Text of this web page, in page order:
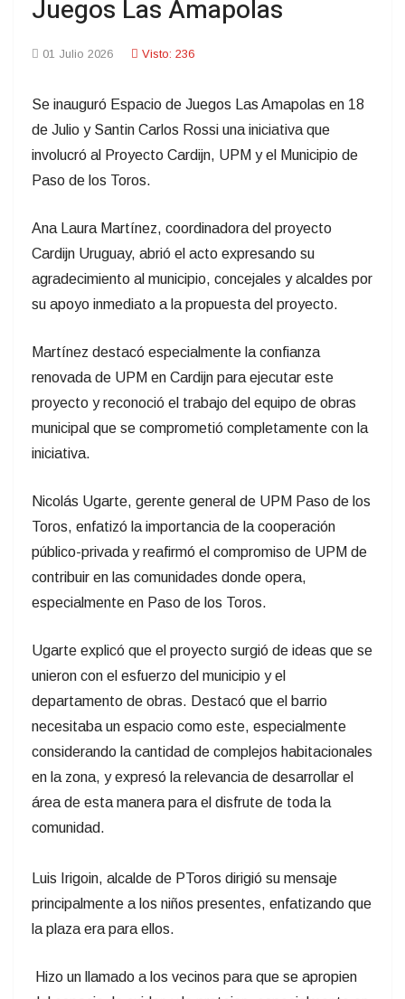
Juegos Las Amapolas
01 Julio 2026 Visto: 236
Se inauguró Espacio de Juegos Las Amapolas en 18
de Julio y Santin Carlos Rossi una iniciativa que
involucró al Proyecto Cardijn, UPM y el Municipio de
Paso de los Toros.
Ana Laura Martínez, coordinadora del proyecto
Cardijn Uruguay, abrió el acto expresando su
agradecimiento al municipio, concejales y alcaldes por
su apoyo inmediato a la propuesta del proyecto.
Martínez destacó especialmente la confianza
renovada de UPM en Cardijn para ejecutar este
proyecto y reconoció el trabajo del equipo de obras
municipal que se comprometió completamente con la
iniciativa.
Nicolás Ugarte, gerente general de UPM Paso de los
Toros, enfatizó la importancia de la cooperación
público-privada y reafirmó el compromiso de UPM de
contribuir en las comunidades donde opera,
especialmente en Paso de los Toros.
Ugarte explicó que el proyecto surgió de ideas que se
unieron con el esfuerzo del municipio y el
departamento de obras. Destacó que el barrio
necesitaba un espacio como este, especialmente
considerando la cantidad de complejos habitacionales
en la zona, y expresó la relevancia de desarrollar el
área de esta manera para el disfrute de toda la
comunidad.
Luis Irigoin, alcalde de PToros dirigió su mensaje
principalmente a los niños presentes, enfatizando que
la plaza era para ellos.
Hizo un llamado a los vecinos para que se apropien